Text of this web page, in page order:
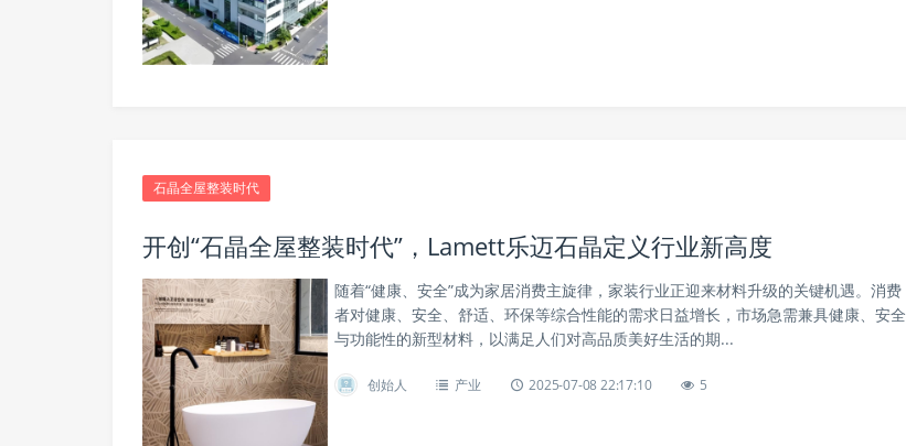
石晶全屋整装时代
开创“石晶全屋整装时代”，Lamett乐迈石晶定义行业新高度
随着“健康、安全”成为家居消费主旋律，家装行业正迎来材料升级的关键机遇。消费
者对健康、安全、舒适、环保等综合性能的需求日益增长，市场急需兼具健康、安全
与功能性的新型材料，以满足人们对高品质美好生活的期...
创始人 产业 2025-07-08 22:17:10 5